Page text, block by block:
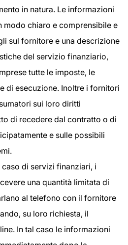
in natura. Le informazioni
modo chiaro e comprensibile e
sul fornitore e una descrizione
del servizio finanziario,
tutte le imposte, le
di esecuzione. Inoltre i fornitori
sui loro diritti
di recedere dal contratto o di
e sulle possibili
di servizi finanziari, i
una quantità limitata di
al telefono con il fornitore
su loro richiesta, il
In tal caso le informazioni